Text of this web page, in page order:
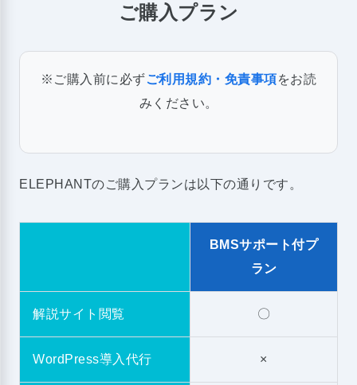
ご購入プラン
※ご購入前に必ずご利用規約・免責事項をお読
みください。
ELEPHANTのご購入プランは以下の通りです。
BMSサポート付プ
ラン
解説サイト閲覧 〇
WordPress導入代行 ×